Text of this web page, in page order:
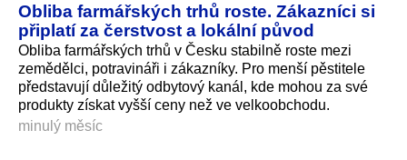
Obliba farmářských trhů roste. Zákazníci si
připlatí za čerstvost a lokální původ
Obliba farmářských trhů v Česku stabilně roste mezi
zemědělci, potravináři i zákazníky. Pro menší pěstitele
představují důležitý odbytový kanál, kde mohou za své
produkty získat vyšší ceny než ve velkoobchodu.
minulý měsíc